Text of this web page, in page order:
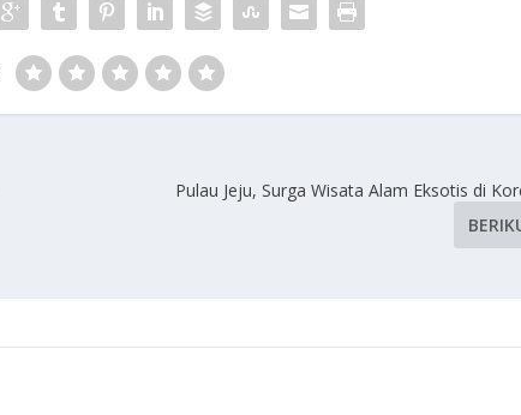
Pulau Jeju, Surga Wisata Alam Eksotis di